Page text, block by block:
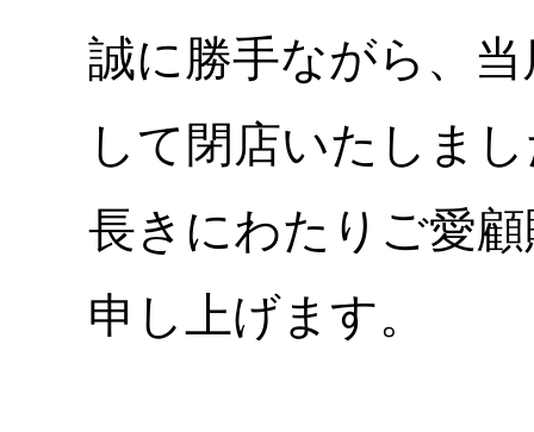
誠に勝手ながら、
して閉店いたしま
長きにわたりご愛
申し上げます。